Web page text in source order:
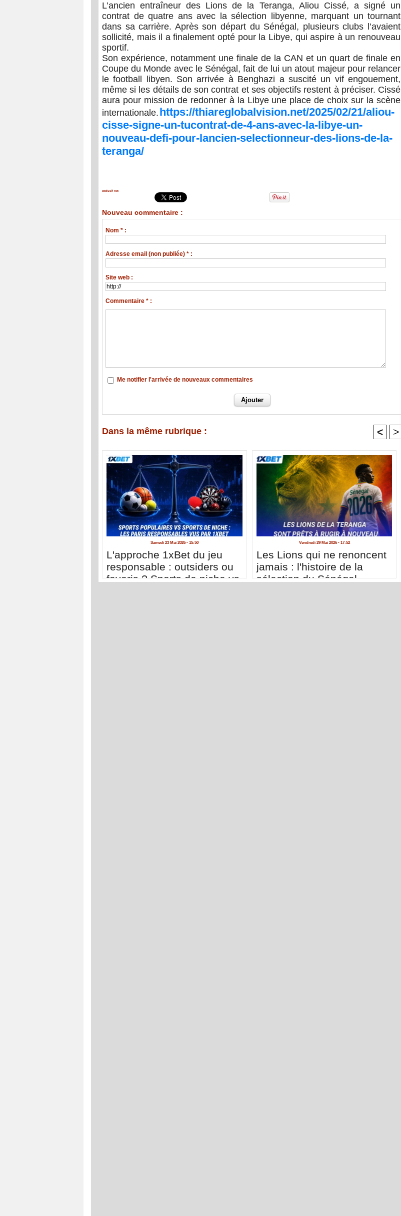
L’ancien entraîneur des Lions de la Teranga, Aliou Cissé, a signé un
contrat de quatre ans avec la sélection libyenne, marquant un tournant
dans sa carrière. Après son départ du Sénégal, plusieurs clubs l’avaient
sollicité, mais il a finalement opté pour la Libye, qui aspire à un renouveau
sportif.
Son expérience, notamment une finale de la CAN et un quart de finale en
Coupe du Monde avec le Sénégal, fait de lui un atout majeur pour relancer
le football libyen. Son arrivée à Benghazi a suscité un vif engouement,
même si les détails de son contrat et ses objectifs restent à préciser. Cissé
aura pour mission de redonner à la Libye une place de choix sur la scène
internationale. https://thiareglobalvision.net/2025/02/21/aliou-
cisse-signe-un-tucontrat-de-4-ans-avec-la-libye-un-
nouveau-defi-pour-lancien-selectionneur-des-lions-de-la-
teranga/
exclusif net
Nouveau commentaire :
Nom * :
Adresse email (non publiée) * :
Site web :
Commentaire * :
Me notifier l'arrivée de nouveaux commentaires
Dans la même rubrique : < >
Samedi 23 Mai 2026 - 15:50
L'approche 1xBet du jeu
responsable : outsiders ou
favoris ? Sports de niche vs
Vendredi 29 Mai 2026 - 17:52
Les Lions qui ne renoncent
jamais : l'histoire de la
sélection du Sénégal